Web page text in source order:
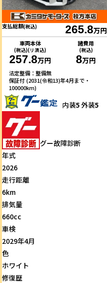
支払総額(税込) 265.8万円
車両本体
(税込)(リ済込)
257.8万円
諸費用
(税込)
8万円
法定整備：整備無
保証付 (2031(令和13)年4月まで・
100000km)
内装5 外装5
グー故障診断
年式
2026
走行距離
6km
排気量
660cc
車検
2029年4月
色
ホワイト
修復歴